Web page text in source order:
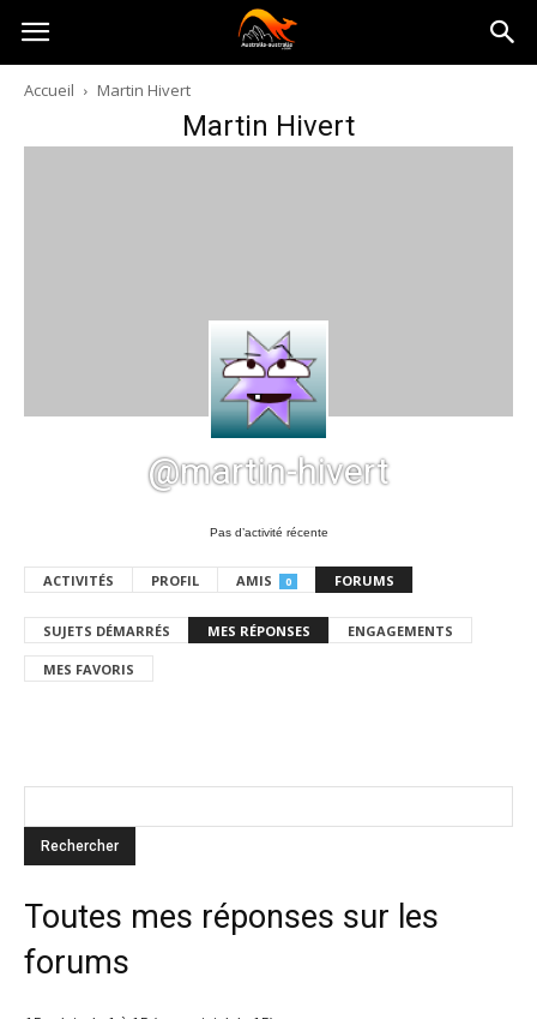
Australia-
australie.com
Accueil Martin Hivert
Martin Hivert
@martin-hivert
Pas d’activité récente
ACTIVITÉS PROFIL AMIS 0 FORUMS
SUJETS DÉMARRÉS MES RÉPONSES ENGAGEMENTS
MES FAVORIS
Toutes mes réponses sur les
forums